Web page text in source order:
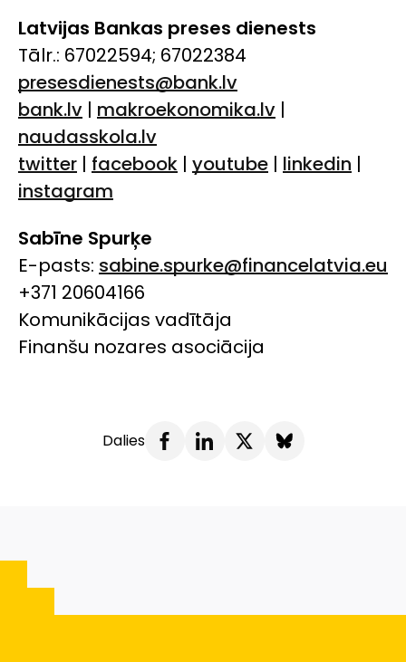
Latvijas Bankas preses dienests
Tālr.: 67022594; 67022384
presesdienests@bank.lv
bank.lv | makroekonomika.lv |
naudasskola.lv
twitter | facebook | youtube | linkedin |
instagram
Sabīne Spurķe
E-pasts: sabine.spurke@financelatvia.eu
+371 20604166
Komunikācijas vadītāja
Finanšu nozares asociācija
Dalies